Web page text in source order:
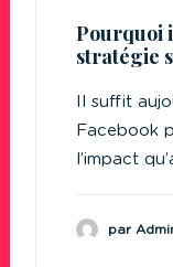
Pourquoi
stratégie
Il suffit
Facebook
l’impact
par